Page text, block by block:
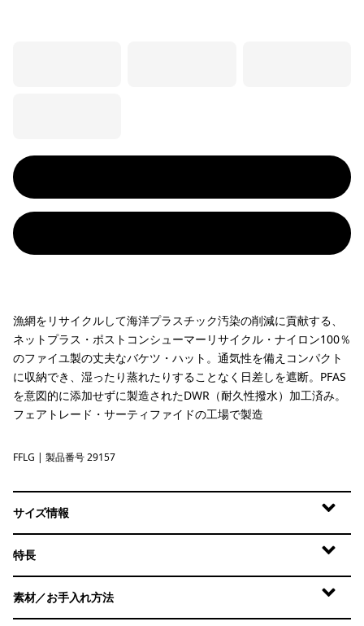
漁網をリサイクルして海洋プラスチック汚染の削減に貢献する、
ネットプラス・ポストコンシューマーリサイクル・ナイロン100％
のファイユ製の丈夫なバケツ・ハット。通気性を備えコンパクト
に収納でき、湿ったり蒸れたりすることなく日差しを遮断。PFAS
を意図的に添加せずに製造されたDWR（耐久性撥水）加工済み。
フェアトレード・サーティファイドの工場で製造
Future Flowers: Honey Gold
FFLG | 製品番号 29157
サイズ情報
特長
素材／お手入れ方法